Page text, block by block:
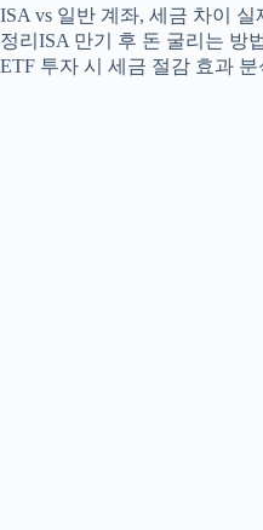
ISA vs 일반 계좌, 세금 차이
정리ISA 만기 후 돈 굴리는 방
ETF 투자 시 세금 절감 효과